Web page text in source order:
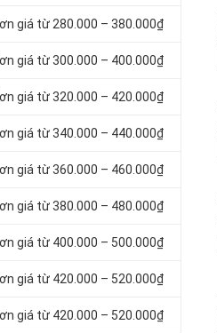
giá từ 280.000 – 380.000₫
giá từ 300.000 – 400.000₫
giá từ 320.000 – 420.000₫
giá từ 340.000 – 440.000₫
giá từ 360.000 – 460.000₫
giá từ 380.000 – 480.000₫
giá từ 400.000 – 500.000₫
giá từ 420.000 – 520.000₫
giá từ 420.000 – 520.000₫